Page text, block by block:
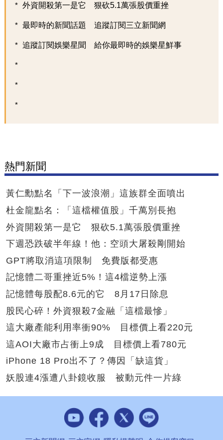
外資開殺第一是它 狠砍5.1萬張股價重挫
最即時的新聞話題 追蹤訂閱三立新聞網
追蹤訂閱娛樂星聞 給你最即時的娛樂星鮮事
熱門新聞
黃仁勳點名「下一波浪潮」這族群全面噴出
杜金龍點名：「這檔權值股」千萬別長抱
外資開殺第一是它 狠砍5.1萬張股價重挫
下週恐跌破半年線！他：空頭大屠殺剛開始
GPT將取消這項限制 免費版都受惠
記憶體二哥重挫近5%！這4檔逆勢上漲
記憶體每股配8.6元的它 8月17日除息
股民心碎！外資狠殺7金融「這檔最慘」
這大廠產能利用率衝90% 目標價上看220元
這AOI大廠市占衝上9成 目標價上看780元
iPhone 18 Pro出不了？傳因「缺這貨」
妖股連4漲遭八卦鏡收服 被動元件一片綠